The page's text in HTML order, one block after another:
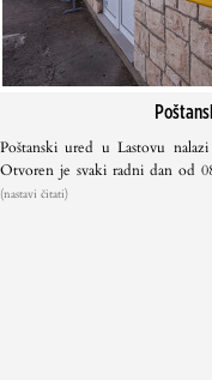
Poštanski ured u Lastovu
Otvoren je svaki radni dan od
(nastavi čitati)